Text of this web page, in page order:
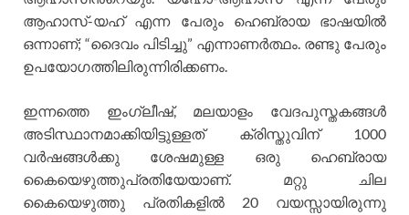
ആഹാസ്-യഹ് എന്ന പേരും ഹെബ്രായ ഭാഷയില്‍
ഒന്നാണ്; “ദൈവം പിടിച്ചു” എന്നാണര്‍ത്ഥം. രണ്ടു പേരും
ഉപയോഗത്തിലിരുന്നിരിക്കണം.
ഇന്നത്തെ ഇംഗ്ലീഷ്, മലയാളം വേദപുസ്തകങ്ങള്‍
അടിസ്ഥാനമാക്കിയിട്ടുള്ളത് ക്രിസ്തുവിന് 1000
വര്‍ഷങ്ങള്‍ക്കു ശേഷമുള്ള ഒരു ഹെബ്രായ
കൈയെഴുത്തുപ്രതിയേയാണ്. മറ്റു ചില
കൈയെഴുത്തു പ്രതികളില്‍ 20 വയസ്സായിരുന്നു